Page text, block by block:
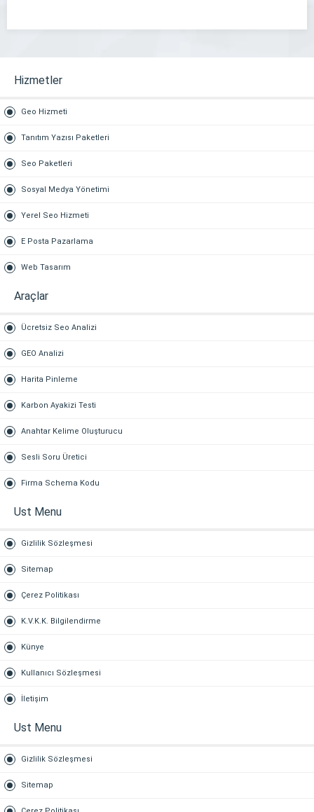
Hizmetler
Geo Hizmeti
Tanıtım Yazısı Paketleri
Seo Paketleri
Sosyal Medya Yönetimi
Yerel Seo Hizmeti
E Posta Pazarlama
Web Tasarım
Araçlar
Ücretsiz Seo Analizi
GEO Analizi
Harita Pinleme
Karbon Ayakizi Testi
Anahtar Kelime Oluşturucu
Sesli Soru Üretici
Firma Schema Kodu
Ust Menu
Gizlilik Sözleşmesi
Sitemap
Çerez Politikası
K.V.K.K. Bilgilendirme
Künye
Kullanıcı Sözleşmesi
İletişim
Ust Menu
Gizlilik Sözleşmesi
Sitemap